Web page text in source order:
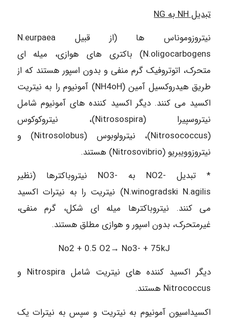
تبدیل NH به NG
نيتروزوموناس ها (از قبیل N.eurpaea
N.oligocarbogens) باکتری های هوازی، میله ای
متحرک، اتوتروفیک گرم منفی و بدون اسپور هستند که از
طریق هیدروکسیل آمین (NH4oH) آمونیوم را به نیتریت
اکسید می کنند. دیگر اکسید کننده های آمونیوم شامل
نیتروسپیرا (Nitrosospira)، نیتروکوکوس
(Nitrosococcus)، نیترولوبوس (Nitrosolobus) و
نیتروزوویبریو (Nitrosovibrio) هستند.
* تبدیل -NO2 به -NO3 نیتروباکترها (نظیر
N.winogradski N.agilis) نیتریت را به نیترات اکسید
می کنند. نیتروباکترها میله ای شکل، گرم منفی،
غیرمتحرک، بدون اسپور و هوازی مطلق هستند.
No2 + 0.5 O2→ No3- + 75kJ
دیگر اکسید کننده های نیتریت شامل Nitrospira و
Nitrococcus هستند.
اکسیداسیون آمونیوم به نیتریت و سپس به نیترات یک